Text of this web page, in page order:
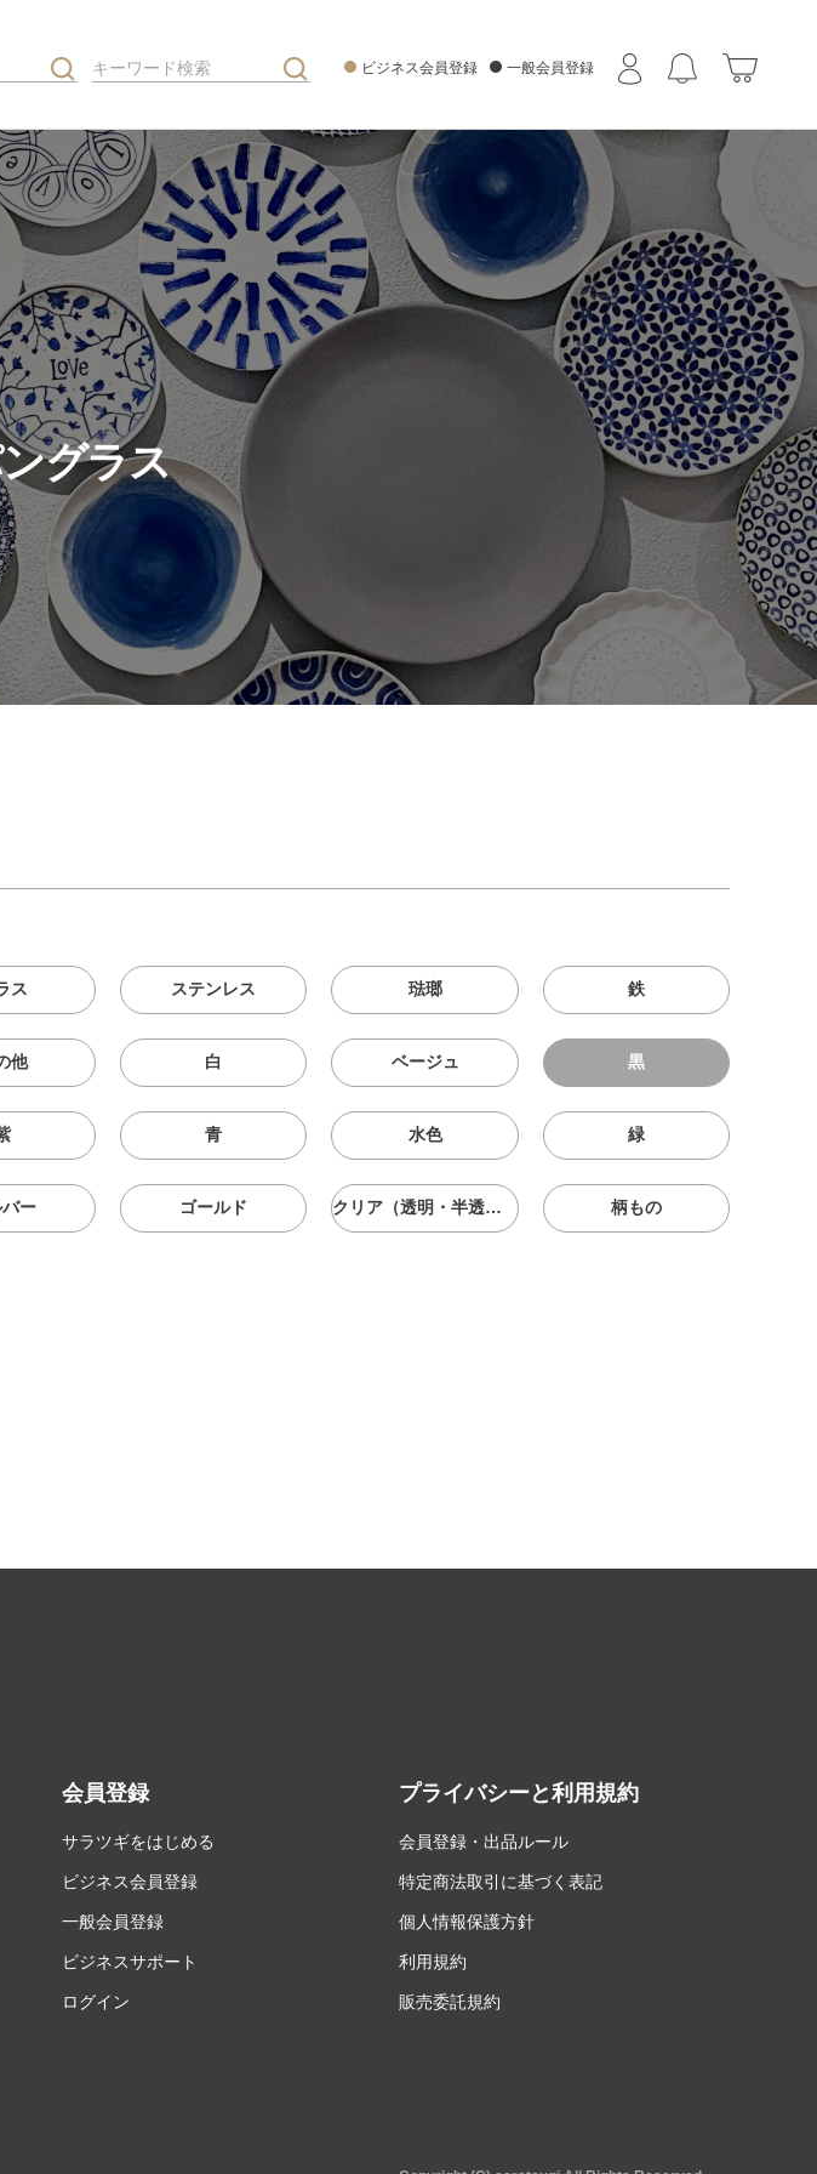
ビジネス会員登録 一般会員登録
グラス
ス ステンレス 琺瑯 鉄
他 白 ベージュ 黒
青 水色 緑
ー ゴールド クリア（透明・半透明） 柄もの
会員登録
サラツギをはじめる
ビジネス会員登録
一般会員登録
ビジネスサポート
ログイン
プライバシーと利用規約
会員登録・出品ルール
特定商法取引に基づく表記
個人情報保護方針
利用規約
販売委託規約